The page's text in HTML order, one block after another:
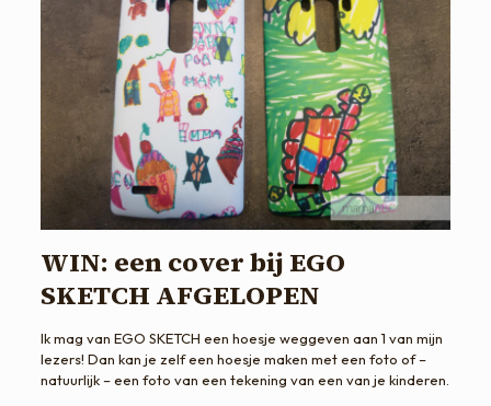
WIN: een cover bij EGO
SKETCH AFGELOPEN
Ik mag van EGO SKETCH een hoesje weggeven aan 1 van mijn
lezers! Dan kan je zelf een hoesje maken met een foto of –
natuurlijk – een foto van een tekening van een van je kinderen.